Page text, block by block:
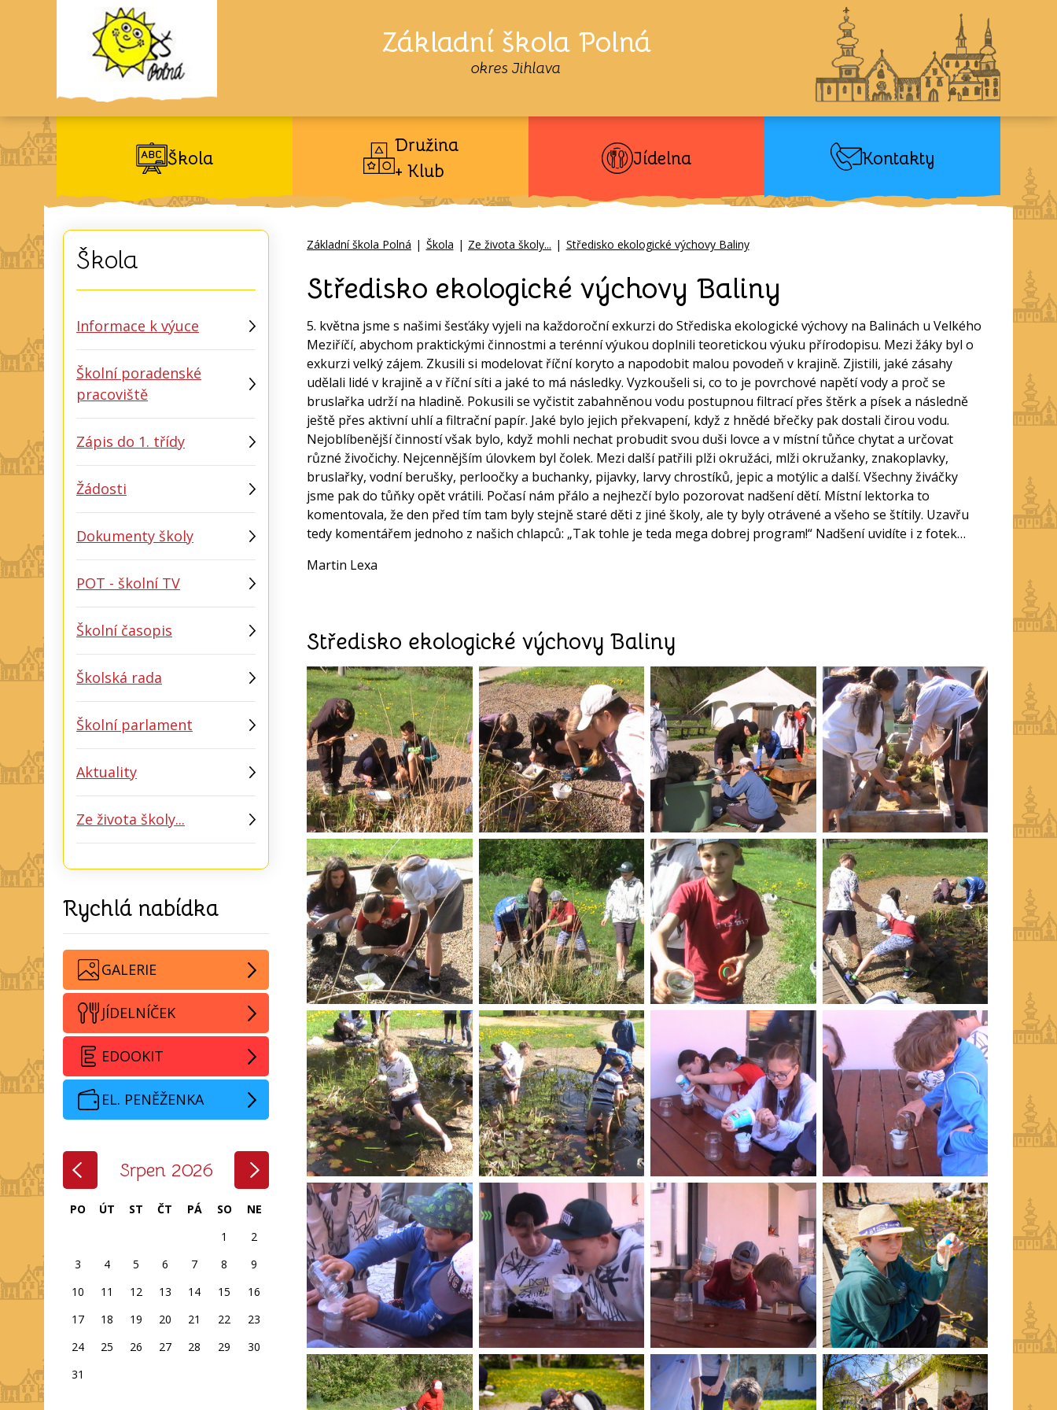
Základní škola Polná
okres Jihlava
Škola
Družina
+ Klub
Jídelna Kontakty
Základní škola Polná | Škola | Ze života školy... | Středisko ekologické výchovy Baliny
Středisko ekologické výchovy Baliny
5. května jsme s našimi šesťáky vyjeli na každoroční exkurzi do Střediska ekologické výchovy na Balinách u Velkého
Meziříčí, abychom praktickými činnostmi a terénní výukou doplnili teoretickou výuku přírodopisu. Mezi žáky byl o
exkurzi velký zájem. Zkusili si modelovat říční koryto a napodobit malou povodeň v krajině. Zjistili, jaké zásahy
udělali lidé v krajině a v říční síti a jaké to má následky. Vyzkoušeli si, co to je povrchové napětí vody a proč se
bruslařka udrží na hladině. Pokusili se vyčistit zabahněnou vodu postupnou filtrací přes štěrk a písek a následně
ještě přes aktivní uhlí a filtrační papír. Jaké bylo jejich překvapení, když z hnědé břečky pak dostali čirou vodu.
Nejoblíbenější činností však bylo, když mohli nechat probudit svou duši lovce a v místní tůňce chytat a určovat
různé živočichy. Nejcennějším úlovkem byl čolek. Mezi další patřili plži okružáci, mlži okružanky, znakoplavky,
bruslařky, vodní berušky, perloočky a buchanky, pijavky, larvy chrostíků, jepic a motýlic a další. Všechny živáčky
jsme pak do tůňky opět vrátili. Počasí nám přálo a nejhezčí bylo pozorovat nadšení dětí. Místní lektorka to
komentovala, že den před tím tam byly stejně staré děti z jiné školy, ale ty byly otrávené a všeho se štítily. Uzavřu
tedy komentářem jednoho z našich chlapců: „Tak tohle je teda mega dobrej program!“ Nadšení uvidíte i z fotek…
Martin Lexa
Středisko ekologické výchovy Baliny
Škola
Informace k výuce
Školní poradenské
pracoviště
Zápis do 1. třídy
Žádosti
Dokumenty školy
POT - školní TV
Školní časopis
Školská rada
Školní parlament
Aktuality
Ze života školy...
Rychlá nabídka
GALERIE
JÍDELNÍČEK
EDOOKIT
EL. PENĚŽENKA
Srpen 2026
PO ÚT ST ČT PÁ SO
NE
1
2
3
4 5 6 7 8
9
10
11 12 13 14 15
16
17
18 19 20 21 22
23
24
25 26 27 28 29
30
31